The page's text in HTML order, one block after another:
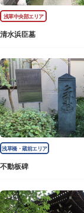
浅草中央部エリア
清水浜臣墓
浅草橋・蔵前エリア
不動板碑